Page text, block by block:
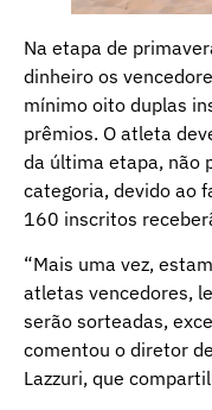
Na etapa de
dinheiro os
mínimo oito duplas
prêmios. O atleta
da última etapa, não
categoria, devido ao
160 inscritos
“Mais uma vez,
atletas vencedores,
serão sorteadas,
comentou o diretor
Lazzuri, que